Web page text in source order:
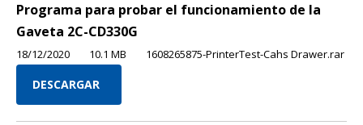
Programa para probar el funcionamiento de la
Gaveta 2C-CD330G
18/12/2020 10.1 MB 1608265875-PrinterTest-Cahs Drawer.rar
DESCARGAR